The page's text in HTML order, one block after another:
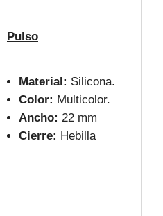
Pulso
Material: Silicona.
Color: Multicolor.
Ancho: 22 mm
Cierre: Hebilla